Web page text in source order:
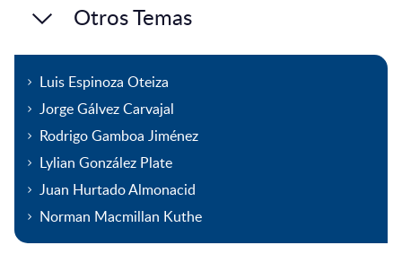
Otros Temas
Luis Espinoza Oteiza
Jorge Gálvez Carvajal
Rodrigo Gamboa Jiménez
Lylian González Plate
Juan Hurtado Almonacid
Norman Macmillan Kuthe